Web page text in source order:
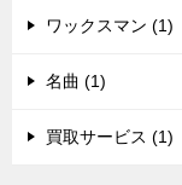
ワックスマン (1)
名曲 (1)
買取サービス (1)